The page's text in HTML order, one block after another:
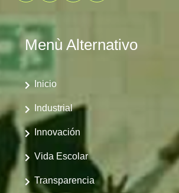
Menù Alternativo
Inicio
Industrial
Innovación
Vida Escolar
Transparencia